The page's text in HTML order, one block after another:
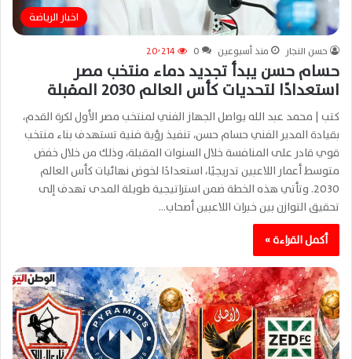
اخبار الرياضة
حسن النجار منذ أسبوعين 0 20٬214
حسام حسن يبدأ تجديد دماء منتخب مصر
استعدادًا لتحديات كأس العالم 2030 المقبلة
كتب | محمد عبد الله يواصل الجهاز الفني لمنتخب مصر الأول لكرة القدم،
بقيادة المدير الفني حسام حسن، تنفيذ رؤية فنية تستهدف بناء منتخب
قوي قادر على المنافسة خلال السنوات المقبلة، وذلك من خلال خفض
متوسط أعمار اللاعبين تدريجيًا، استعدادًا لخوض نهائيات كأس العالم
2030. وتأتي هذه الخطة ضمن استراتيجية طويلة المدى تهدف إلى
تحقيق التوازن بين خبرات اللاعبين أصحاب…
أكمل القراءة »